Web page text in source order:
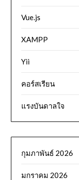
Vue.js
XAMPP
Yii
คอร์สเรียน
แรงบันดาลใจ
กุมภาพันธ์ 2026
มกราคม 2026